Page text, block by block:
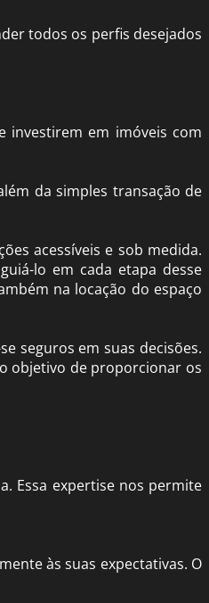
todos os perfis desejados
investirem em imóveis com
da simples transação de
acessíveis e sob medida.
lo em cada etapa desse
na locação do espaço
seguros em suas decisões.
objetivo de proporcionar os
Essa expertise nos permite
às suas expectativas. O